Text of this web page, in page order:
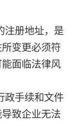
注册地址，是
变更必须符
面临法律风
政手续和文件
致企业无法